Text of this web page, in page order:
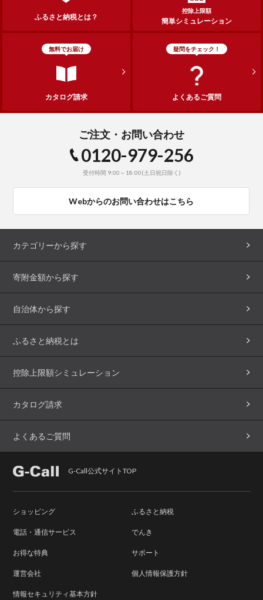
ふるさと納税とは？
控除上限額
簡単シミュレーション
無料でお届け
カタログ請求
疑問をチェック！
よくあるご質問
ご注文・お問い合わせ
0120-979-256
受付時間 9:00～18:00(土日祝日除く)
Webからのお問い合わせはこちら
カテゴリーから探す
寄附金額から探す
自治体から探す
ふるさと納税とは
控除上限額シミュレーション
カタログ請求
よくあるご質問
G-Call公式サイトTOP
ショッピング ふるさと納税
電話・通信サービス でんき
お得な特典 サポート
運営会社 個人情報保護方針
情報セキュリティ基本方針